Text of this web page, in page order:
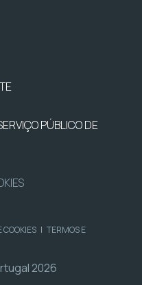
PÚBLICO DE
COOKIES | TERMOS E
2026